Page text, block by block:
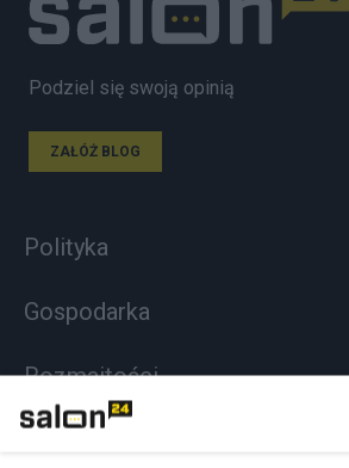
Podziel się swoją opinią
ZAŁÓŻ BLOG
Polityka
Gospodarka
Rozmaitości